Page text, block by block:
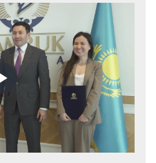
Play
Video